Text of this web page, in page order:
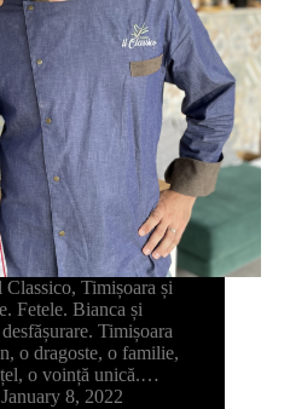
Timișoara și
Fetele. Bianca și
Timișoara
o dragoste, o familie,
o voință unică.…
January 8, 2022